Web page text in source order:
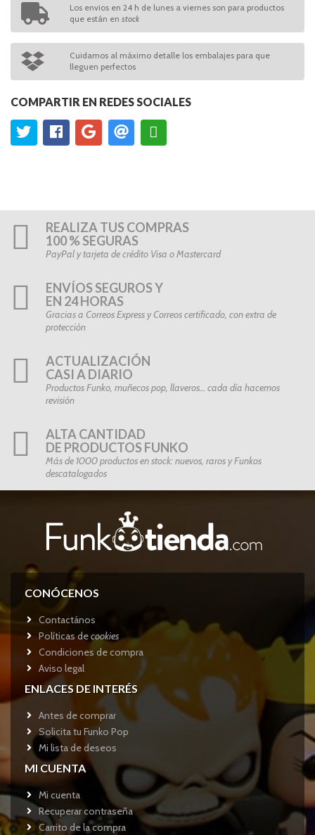
Los envios en 24 h de lunes a viernes son para productos
que están en stock
Cuidamos al máximo detalle los embalajes para que
lleguen perfectos
COMPARTIR EN REDES SOCIALES
REALIZA TUS COMPRAS
100 % SEGURAS
PayPal y tarjeta de crédito Visa o Mastercard
ENVÍOS SEGUROS Y
EN 24 HORAS
Gracias a Correos Express y Correos certificado, con extra de
protección
ACTUALIZACIÓN
CASI A DIARIO
Productos Funko, muñecos pop, llaveros… cada día hacemos
revisión
ALTA CANTIDAD
DE PRODUCTOS FUNKO
Más de 1000 productos en stock: nuevos, raros y Funkos
descatalogados
CONÓCENOS
Contactános
Políticas decookies
Condiciones de compra
Aviso legal
ENLACES DE INTERÉS
Antes de comprar
Solicita tu Funko Pop
Mi lista de deseos
MI CUENTA
Mi cuenta
Recuperar contraseña
Carrito de la compra